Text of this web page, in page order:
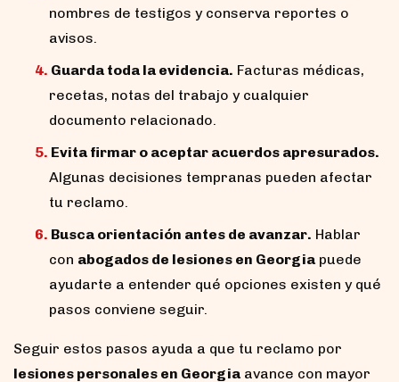
nombres de testigos y conserva reportes o
avisos.
Guarda toda la evidencia. Facturas médicas,
recetas, notas del trabajo y cualquier
documento relacionado.
Evita firmar o aceptar acuerdos apresurados.
Algunas decisiones tempranas pueden afectar
tu reclamo.
Busca orientación antes de avanzar. Hablar
con abogados de lesiones en Georgia puede
ayudarte a entender qué opciones existen y qué
pasos conviene seguir.
Seguir estos pasos ayuda a que tu reclamo por
lesiones personales en Georgia avance con mayor